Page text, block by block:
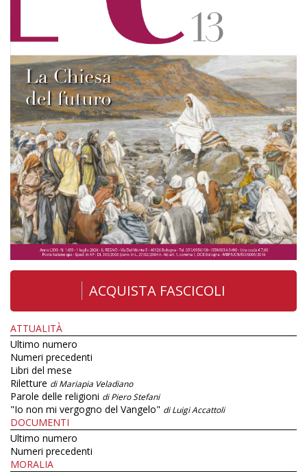
ACQUISTA FASCICOLI
ATTUALITÀ
Ultimo numero
Numeri precedenti
Libri del mese
Riletture di Mariapia Veladiano
Parole delle religioni di Piero Stefani
"Io non mi vergogno del Vangelo" di Luigi Accattoli
DOCUMENTI
Ultimo numero
Numeri precedenti
MORALIA